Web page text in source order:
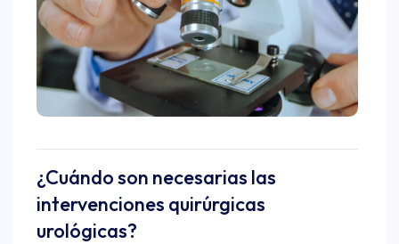
¿Cuándo son necesarias las
intervenciones quirúrgicas
urológicas?